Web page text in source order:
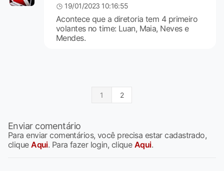
19/01/2023 10:16:55
Acontece que a diretoria tem 4 primeiro
volantes no time: Luan, Maia, Neves e
Mendes.
1 2
Enviar comentário
Para enviar comentários, você precisa estar cadastrado,
cliqueAqui. Para fazer login, clique Aqui.